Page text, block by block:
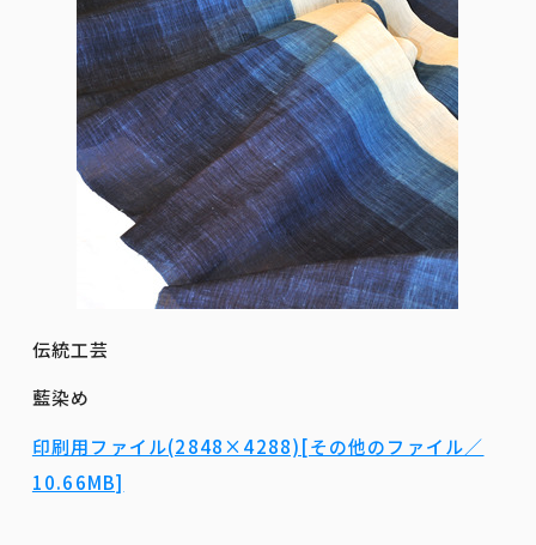
伝統工芸
藍染め
印刷用ファイル(2848×4288)[その他のファイル／
10.66MB]